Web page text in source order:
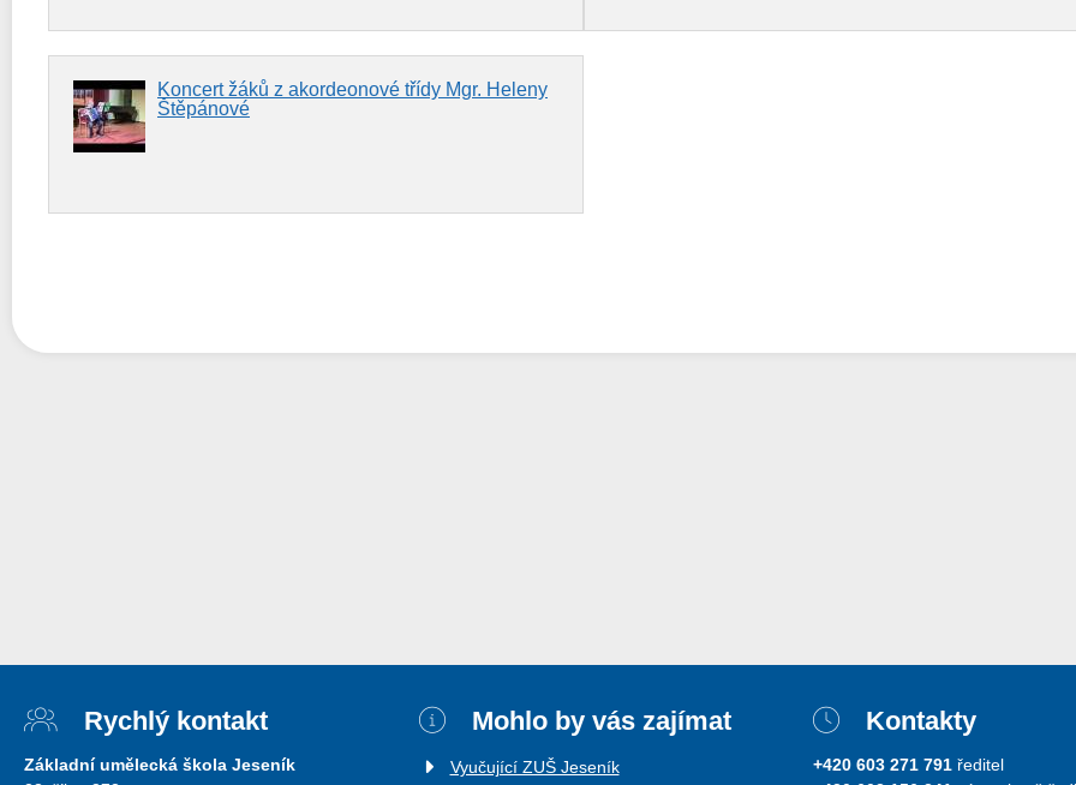
Koncert žáků z akordeonové třídy Mgr. Heleny
Štěpánové
Rychlý kontakt
Základní umělecká škola Jeseník
Mohlo by vás zajímat
Vyučující ZUŠ Jeseník
Kontakty
+420 603 271 791 ředitel